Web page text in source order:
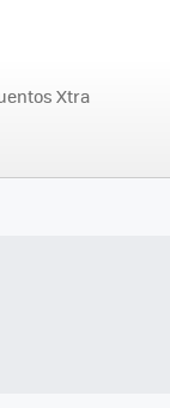
Xtra